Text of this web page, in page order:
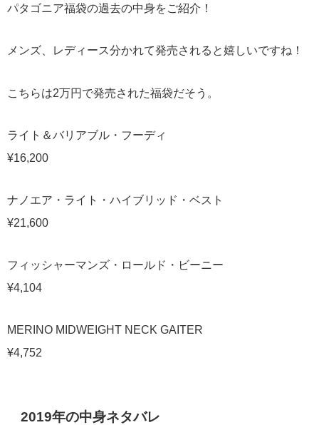
パタゴニア福袋の過去の中身をご紹介！
メンズ、レディース分かれて発売されると嬉しいですね！
こちらは2万円で発売された福袋だそう。
ライト＆バリアブル・フーディ
¥16,200
ナノエア・ライト・ハイブリッド・ベスト
¥21,600
フィッシャーマンズ・ロールド・ビーニー
¥4,104
MERINO MIDWEIGHT NECK GAITER
¥4,752
2019年の中身ネタバレ